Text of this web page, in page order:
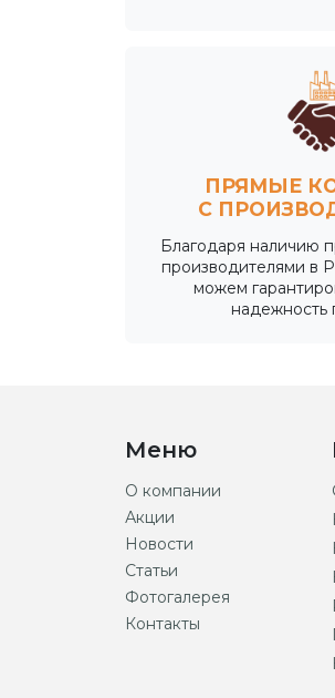
ПРЯМЫЕ
С
Благодаря наличию
производителями в
можем
надежность
Меню
О компании
Акции
Новости
Статьи
Фотогалерея
Контакты